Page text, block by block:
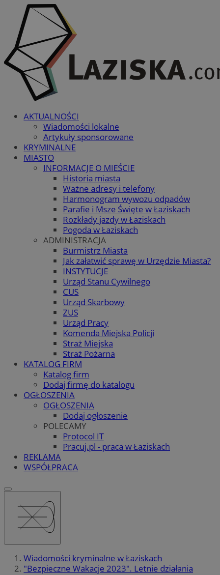
AKTUALNOŚCI
Wiadomości lokalne
Artykuły sponsorowane
KRYMINALNE
MIASTO
INFORMACJE O MIEŚCIE
Historia miasta
Ważne adresy i telefony
Harmonogram wywozu odpadów
Parafie i Msze Święte w Łaziskach
Rozkłady jazdy w Łaziskach
Pogoda w Łaziskach
ADMINISTRACJA
Burmistrz Miasta
Jak załatwić sprawę w Urzędzie Miasta?
INSTYTUCJE
Urząd Stanu Cywilnego
CUS
Urząd Skarbowy
ZUS
Urząd Pracy
Komenda Miejska Policji
Straż Miejska
Straż Pożarna
KATALOG FIRM
Katalog firm
Dodaj firmę do katalogu
OGŁOSZENIA
OGŁOSZENIA
Dodaj ogłoszenie
POLECAMY
Protocol IT
Pracuj.pl - praca w Łaziskach
REKLAMA
WSPÓŁPRACA
Wiadomości kryminalne w Łaziskach
"Bezpieczne Wakacje 2023". Letnie działania